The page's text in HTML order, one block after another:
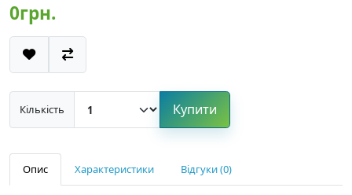
0грн.
Кількість Купити
Опис Характеристики Відгуки (0)